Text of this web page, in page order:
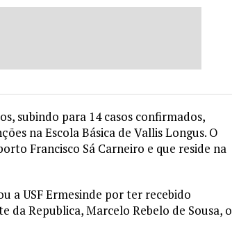
subindo para 14 casos confirmados,
na Escola Básica de Vallis Longus. O
Francisco Sá Carneiro e que reside na
a USF Ermesinde por ter recebido
Republica, Marcelo Rebelo de Sousa, o